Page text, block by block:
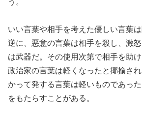
いい言葉や相手を考えた優しい言葉は
逆に、悪意の言葉は相手を殺し、激
は武器だ。その使用次第で相手を助け
政治家の言葉は軽くなったと揶揄さ
かって発する言葉は軽いものであっ
をもたらすことがある。